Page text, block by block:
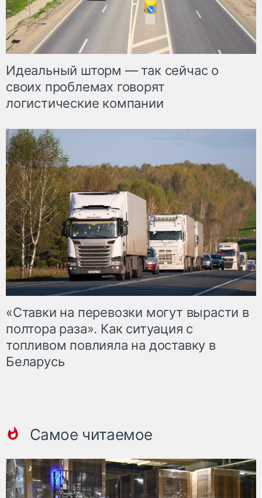
Идеальный шторм — так сейчас о
своих проблемах говорят
логистические компании
«Ставки на перевозки могут вырасти в
полтора раза». Как ситуация с
топливом повлияла на доставку в
Беларусь
Самое читаемое